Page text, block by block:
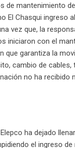
de mantenimiento
El Chasqui ingreso
vez que, la
iniciaron con el
que garantiza la
cambio de
no ha recibido
ha dejado
el ingreso de